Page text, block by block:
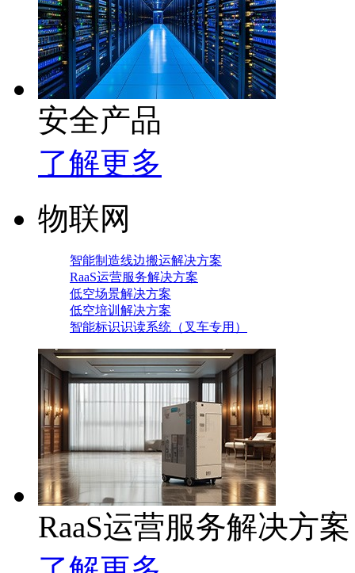
安全产品
了解更多
物联网
智能制造线边搬运解决方案
RaaS运营服务解决方案
低空场景解决方案
低空培训解决方案
智能标识识读系统（叉车专用）
RaaS运营服务解决方案